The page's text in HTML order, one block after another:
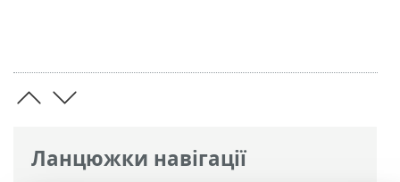
Ланцюжки навігації